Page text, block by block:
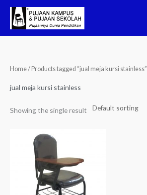
Skip
content
Home/ Products tagged “jual meja kursi stainless”
jual meja kursi stainless
Showing the single result